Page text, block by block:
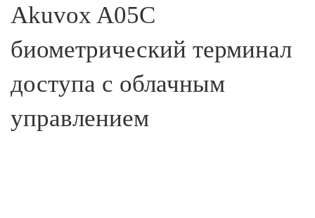
Akuvox A05C
биометрический терминал
доступа с облачным
управлением